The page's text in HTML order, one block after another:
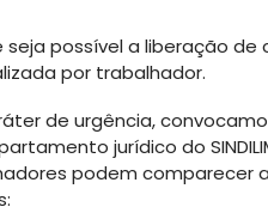
possível a liberação
por trabalhador.
de urgência,
jurídico do
podem comparecer